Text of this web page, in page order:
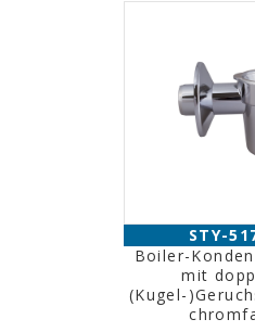
STY-
Boiler-
mit
(Kugel-